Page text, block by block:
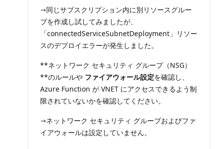
→同じサブスクリプション内に別リソースグルー
プを作成し試してみましたが、
「connectedServiceSubnetDeployment」リソー
スのデプロイエラーが発生しました。
**ネットワーク セキュリティ グループ（NSG）
**のルールや ファイアウォール設定を確認し、
Azure Function が VNET にアクセスできるよう制
限されていないかを確認してください。
→ネットワーク セキュリティ グループおよびファ
イアウォールは設定していません。